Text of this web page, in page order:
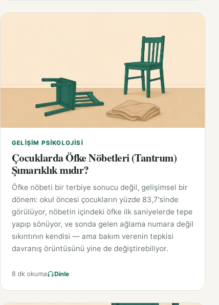
GELIŞIM PSIKOLOJISI
Çocuklarda Öfke Nöbetleri (Tantrum)
Şımarıklık mıdır?
Öfke nöbeti bir terbiye sonucu değil, gelişimsel bir
dönem: okul öncesi çocukların yüzde 83,7'sinde
görülüyor, nöbetin içindeki öfke ilk saniyelerde tepe
yapıp sönüyor, ve sonda gelen ağlama numara değil
sıkıntının kendisi — ama bakım verenin tepkisi
davranış örüntüsünü yine de değiştirebiliyor.
8 dk okuma Dinle